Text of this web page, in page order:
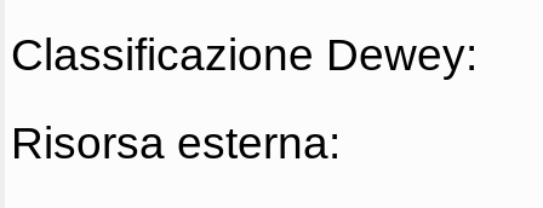
Classificazione Dewey:
Risorsa esterna: